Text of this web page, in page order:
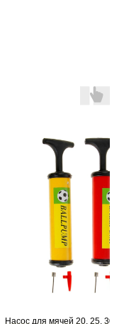
Насос для мячей 20, 25, 30